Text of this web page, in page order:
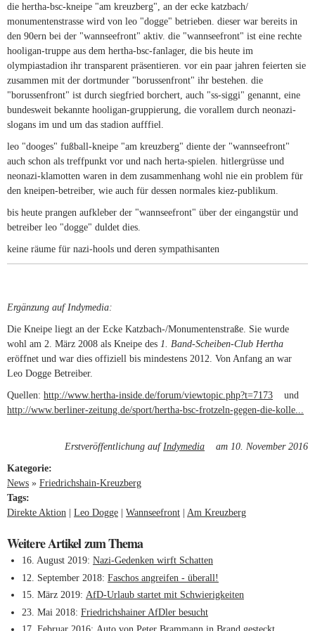
die hertha-bsc-kneipe "am kreuzberg", an der ecke katzbach/
monumentenstrasse wird von leo "dogge" betrieben. dieser war bereits in
den 90ern bei der "wannseefront" aktiv. die "wannseefront" ist eine rechte
hooligan-truppe aus dem hertha-bsc-fanlager, die bis heute im
olympiastadion ihr transparent präsentieren. vor ein paar jahren feierten sie
zusammen mit der dortmunder "borussenfront" ihr bestehen. die
"borussenfront" ist durch siegfried borchert, auch "ss-siggi" genannt, eine
bundesweit bekannte hooligan-gruppierung, die vorallem durch neonazi-
slogans im und um das stadion aufffiel.
leo "dooges" fußball-kneipe "am kreuzberg" diente der "wannseefront"
auch schon als treffpunkt vor und nach herta-spielen. hitlergrüsse und
neonazi-klamotten waren in dem zusammenhang wohl nie ein problem für
den kneipen-betreiber, wie auch für dessen normales kiez-publikum.
bis heute prangen aufkleber der "wannseefront" über der eingangstür und
betreiber leo "dogge" duldet dies.
keine räume für nazi-hools und deren sympathisanten
Ergänzung auf Indymedia:
Die Kneipe liegt an der Ecke Katzbach-/Monumentenstraße. Sie wurde
wohl am 2. März 2008 als Kneipe des 1. Band-Scheiben-Club Hertha
eröffnet und war dies offiziell bis mindestens 2012. Von Anfang an war
Leo Dogge Betreiber.
Quellen: http://www.hertha-inside.de/forum/viewtopic.php?t=7173 (link is
external)
und
http://www.berliner-zeitung.de/sport/hertha-bsc-frotzeln-gegen-die-kolle...
Erstveröffentlichung aufIndymedia (link is external)
am 10. November 2016
Kategorie:
News » Friedrichshain-Kreuzberg
Tags:
Direkte Aktion
Leo Dogge Wannseefront Am Kreuzberg
Weitere Artikel zum Thema
16. August 2019 Nazi-Gedenken wirft Schatten
12. September 2018 Faschos angreifen - überall!
15. März 2019 AfD-Urlaub startet mit Schwierigkeiten
23. Mai 2018 Friedrichshainer AfDler besucht